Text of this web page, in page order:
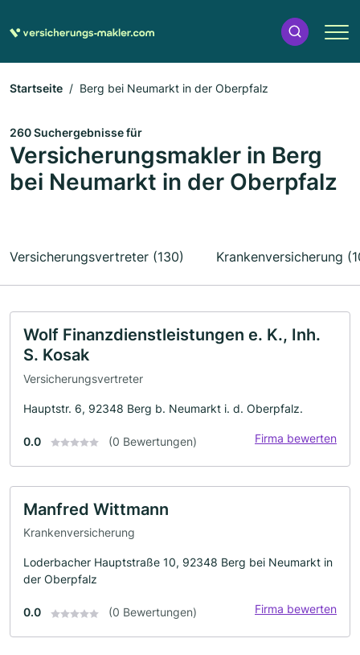
Startseite Berg bei Neumarkt in der Oberpfalz
260 Suchergebnisse für
Versicherungsmakler in Berg
bei Neumarkt in der Oberpfalz
Versicherungsvertreter (130) Krankenversicherung
Wolf Finanzdienstleistungen e. K., Inh.
S. Kosak
Versicherungsvertreter
Hauptstr. 6, 92348 Berg b. Neumarkt i. d. Oberpfalz.
0.0 (0 Bewertungen) Firma bewerten
Manfred Wittmann
Krankenversicherung
Loderbacher Hauptstraße 10, 92348 Berg bei Neumarkt in
der Oberpfalz
0.0 (0 Bewertungen) Firma bewerten